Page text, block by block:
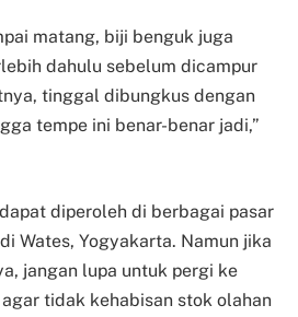
matang, biji benguk juga
dahulu sebelum dicampur
tinggal dibungkus dengan
tempe ini benar-benar jadi,”
diperoleh di berbagai pasar
Wates, Yogyakarta. Namun jika
jangan lupa untuk pergi ke
tidak kehabisan stok olahan